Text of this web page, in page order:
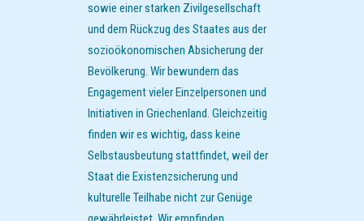
sowie einer starken Zivilgesellschaft
und dem Rückzug des Staates aus der
sozioökonomischen Absicherung der
Bevölkerung. Wir bewundern das
Engagement vieler Einzelpersonen und
Initiativen in Griechenland. Gleichzeitig
finden wir es wichtig, dass keine
Selbstausbeutung stattfindet, weil der
Staat die Existenzsicherung und
kulturelle Teilhabe nicht zur Genüge